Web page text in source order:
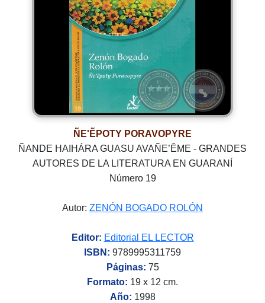
ÑE'ẼPOTY PORAVOPYRE
ÑANDE HAIHÁRA GUASU AVAÑE’ÊME - GRANDES
AUTORES DE LA LITERATURA EN GUARANÍ
Número 19
Autor: ZENÓN BOGADO ROLÓN
Editor: Editorial EL LECTOR
ISBN: 9789995311759
Páginas: 75
Formato: 19 x 12 cm.
Año: 1998